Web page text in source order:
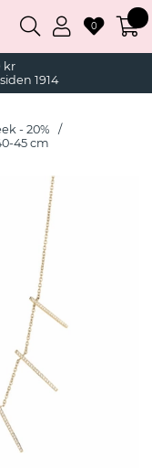
kr
1914
0
- 20%
45 cm